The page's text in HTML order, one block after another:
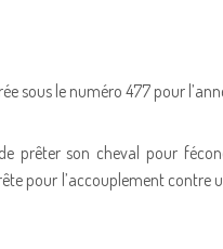
sous le numéro 477 pour
prêter son cheval pour
pour l’accouplement contre